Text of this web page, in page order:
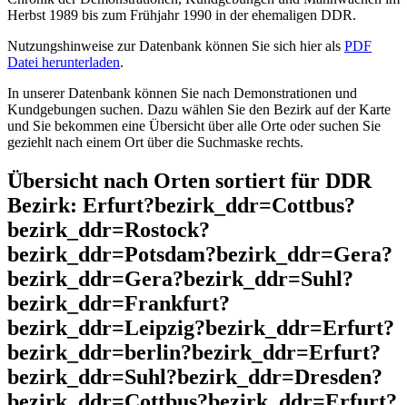
Herbst 1989 bis zum Frühjahr 1990 in der ehemaligen DDR.
Nutzungshinweise zur Datenbank können Sie sich hier als PDF
Datei herunterladen.
In unserer Datenbank können Sie nach Demonstrationen und
Kundgebungen suchen. Dazu wählen Sie den Bezirk auf der Karte
und Sie bekommen eine Übersicht über alle Orte oder suchen Sie
geziehlt nach einem Ort über die Suchmaske rechts.
Übersicht nach Orten sortiert für DDR
Bezirk: Erfurt?bezirk_ddr=Cottbus?
bezirk_ddr=Rostock?
bezirk_ddr=Potsdam?bezirk_ddr=Gera?
bezirk_ddr=Gera?bezirk_ddr=Suhl?
bezirk_ddr=Frankfurt?
bezirk_ddr=Leipzig?bezirk_ddr=Erfurt?
bezirk_ddr=berlin?bezirk_ddr=Erfurt?
bezirk_ddr=Suhl?bezirk_ddr=Dresden?